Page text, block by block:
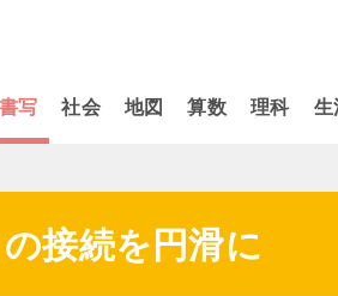
書写 社会 地図 算数 理科 生
接続を円滑に